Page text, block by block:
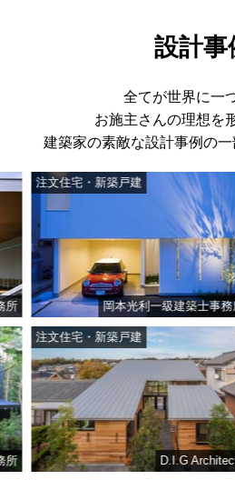
設計事
全てが世界に一
お施主さんの理想を
建築家の素敵な設計事例の一
注文住宅・新築戸建
岡本光利一級建築士事務所
注文住宅・新築戸建
D.I.G Architects